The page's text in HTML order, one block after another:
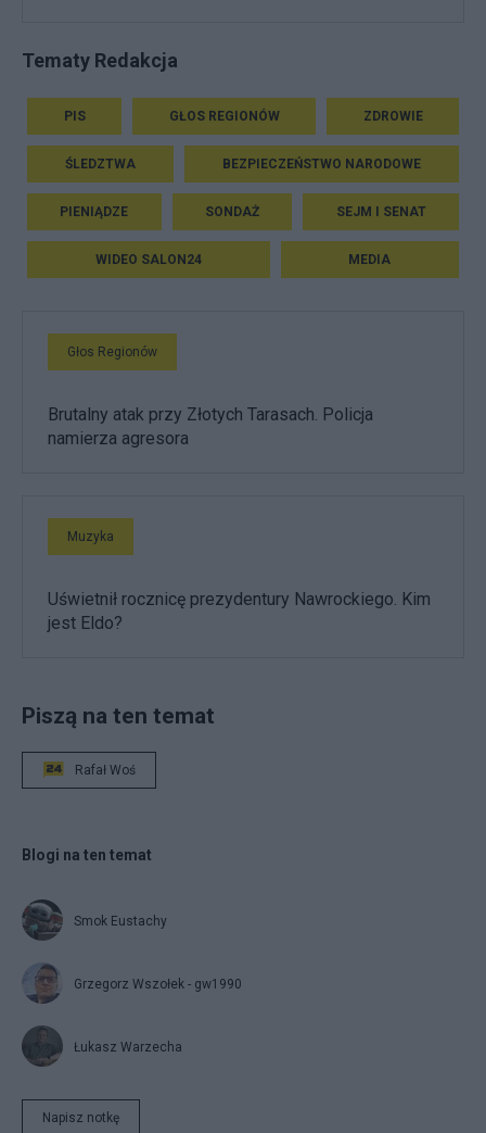
Tematy Redakcja
PIS GŁOS REGIONÓW ZDROWIE
ŚLEDZTWA BEZPIECZEŃSTWO NARODOWE
PIENIĄDZE SONDAŻ SEJM I SENAT
WIDEO SALON24 MEDIA
Głos Regionów
Brutalny atak przy Złotych Tarasach. Policja
namierza agresora
Muzyka
Uświetnił rocznicę prezydentury Nawrockiego. Kim
jest Eldo?
Piszą na ten temat
Rafał Woś
Blogi na ten temat
Smok Eustachy
Grzegorz Wszołek - gw1990
Łukasz Warzecha
Napisz notkę